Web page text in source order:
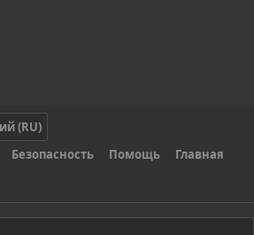
(RU)
Безопасность Помощь Главная